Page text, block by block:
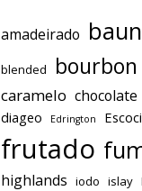
amadeirado
blended bourbon
caramelo chocolate
diageo Edrington
frutado
highlands iodo islay